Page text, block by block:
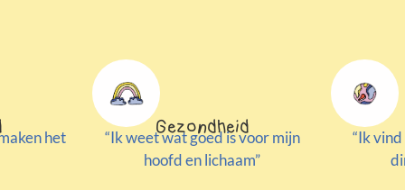
het
Gezondheid
“Ik weet wat goed is voor mijn
hoofd en lichaam”
“Ik